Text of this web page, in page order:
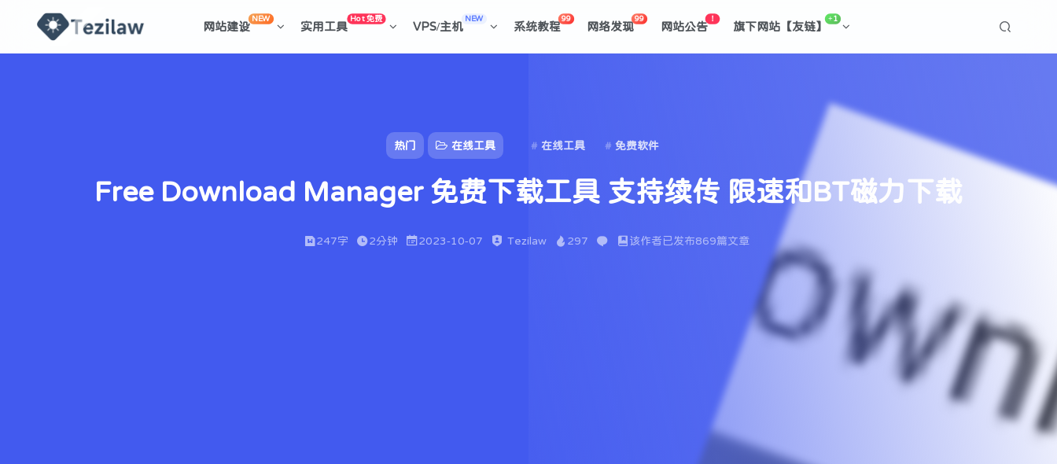
热门 在线工具 在线工具 免费软件
Free Download Manager 免费下载工具 支持续传 限速和BT磁力下载
247字 2分钟 2023-10-07 Tezilaw 297 该作者已发布869篇文章
网站建设
NEW
实用工具
Hot 免费
VPS/主机
NEW
系统教程
99
网络发现
99
网站公告
！
旗下网站【友链】
+1